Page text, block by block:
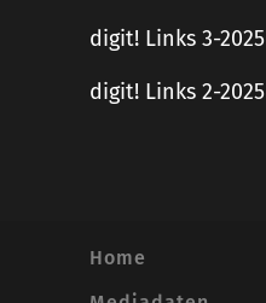
digit! Links 3-2025
digit! Links 2-2025
Home